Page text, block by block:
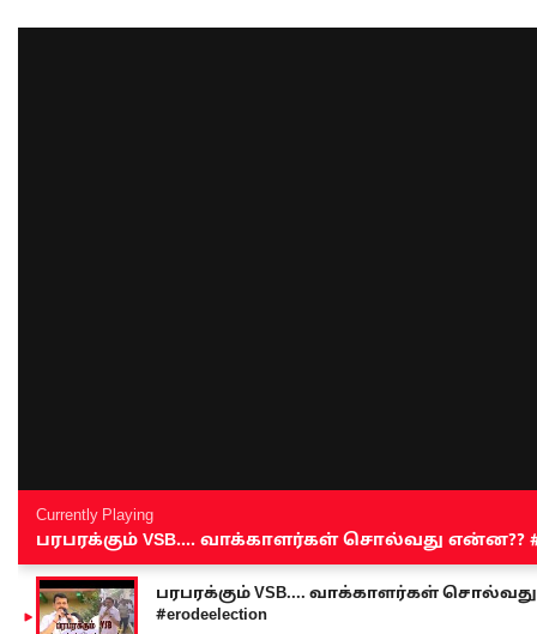
Currently Playing
பரபரக்கும் VSB.... வாக்காளர்கள் சொல்வது என்ன??
பரபரக்கும் VSB.... வாக்காளர்கள் சொல்வது
#erodeelection